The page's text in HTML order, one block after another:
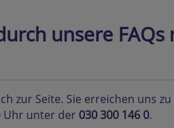
unsere
zur Seite. Sie erreichen uns
Uhr unter der 030 300 146 0.